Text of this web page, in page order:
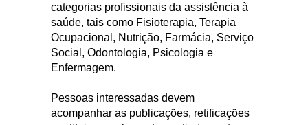
categorias profissionais da assistência à
saúde, tais como Fisioterapia, Terapia
Ocupacional, Nutrição, Farmácia, Serviço
Social, Odontologia, Psicologia e
Enfermagem.
Pessoas interessadas devem
acompanhar as publicações, retificações